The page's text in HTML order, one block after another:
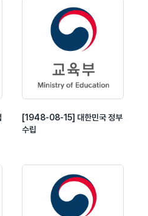
[1948-08-15] 대한민국 정부
수립